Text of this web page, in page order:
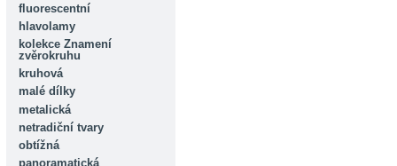
fluorescentní
hlavolamy
kolekce Znamení
zvěrokruhu
kruhová
malé dílky
metalická
netradiční tvary
obtížná
panoramatická